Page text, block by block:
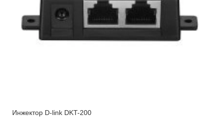
Инжектор D-link DKT-200